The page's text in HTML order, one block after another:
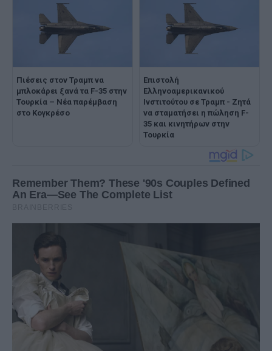
Πιέσεις στον Τραμπ να
μπλοκάρει ξανά τα F-35 στην
Τουρκία – Νέα παρέμβαση
στο Κογκρέσο
Επιστολή
Ελληνοαμερικανικού
Ινστιτούτου σε Τραμπ - Ζητά
να σταματήσει η πώληση F-
35 και κινητήρων στην
Τουρκία